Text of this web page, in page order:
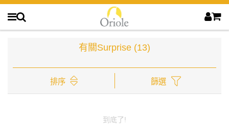
有關Surprise (13)
排序 篩選
到底了!